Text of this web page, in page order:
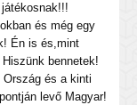
és még egy
Én is és,mint
bennetek!
és a kinti
levő Magyar!